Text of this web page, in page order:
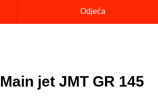
Odjeća
Main jet JMT GR 145